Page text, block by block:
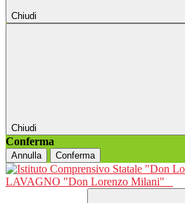
Chiudi
Chiudi
Conferma
Annulla Conferma
LAVAGNO "Don Lorenzo Milani"